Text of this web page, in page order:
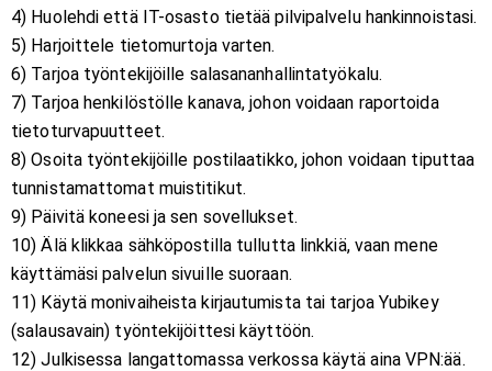
4) Huolehdi että IT-osasto tietää pilvipalvelu hankinnoistasi.
5) Harjoittele tietomurtoja varten.
6) Tarjoa työntekijöille salasananhallintatyökalu.
7) Tarjoa henkilöstölle kanava, johon voidaan raportoida
tietoturvapuutteet.
8) Osoita työntekijöille postilaatikko, johon voidaan tiputtaa
tunnistamattomat muistitikut.
9) Päivitä koneesi ja sen sovellukset.
10) Älä klikkaa sähköpostilla tullutta linkkiä, vaan mene
käyttämäsi palvelun sivuille suoraan.
11) Käytä monivaiheista kirjautumista tai tarjoa Yubikey
(salausavain) työntekijöittesi käyttöön.
12) Julkisessa langattomassa verkossa käytä aina VPN:ää.